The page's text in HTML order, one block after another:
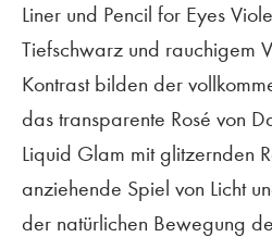
Liner und Pencil for Eyes
Tiefschwarz und rauchigem
Kontrast bilden der
das transparente Rosé von
Liquid Glam mit glitzernden
anziehende Spiel von Licht
der natürlichen Bewegung